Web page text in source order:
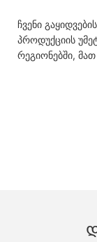
ჩვენი
პროდუქციის
რეგიონებში,